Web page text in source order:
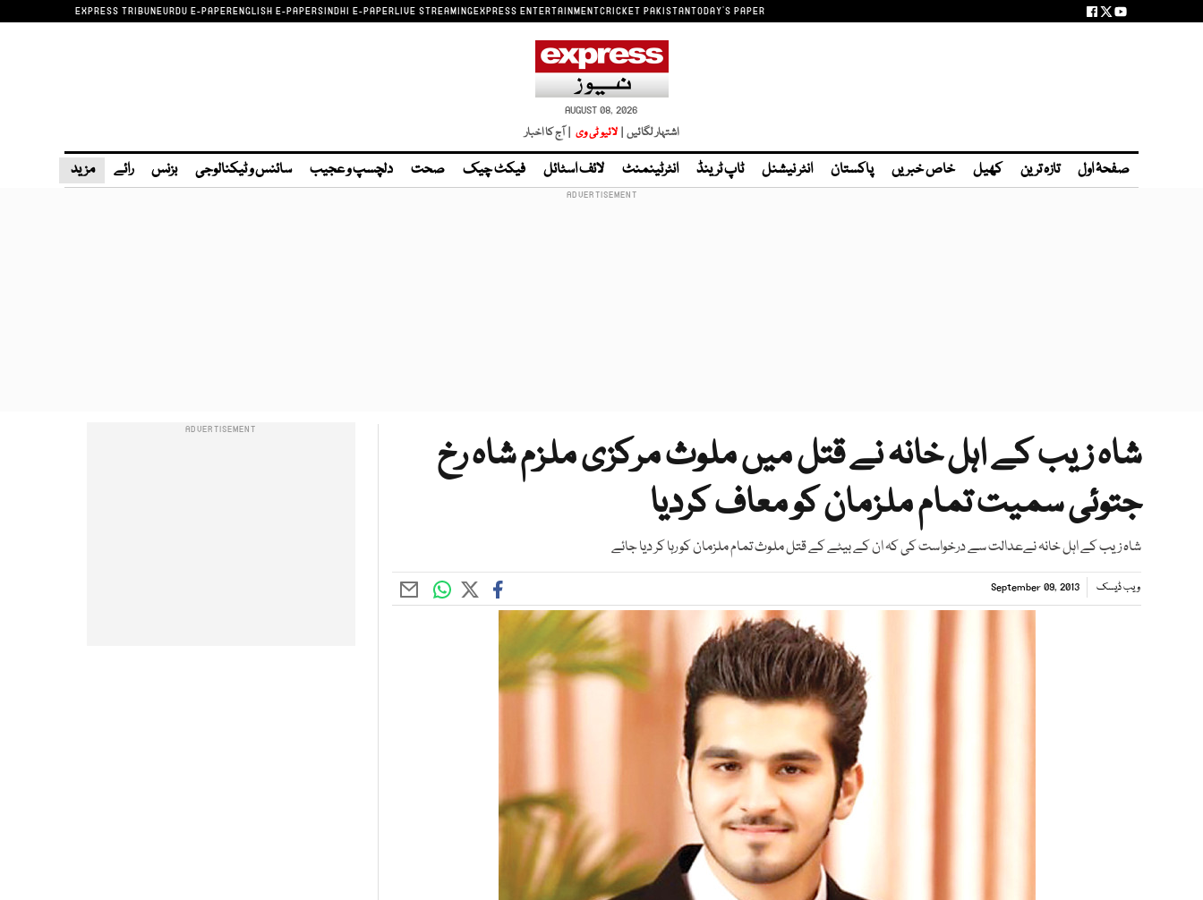
EXPRESS TRIBUNEURDU E-PAPERENGLISH E-PAPERSINDHI E-PAPERLIVE STREAMINGEXPRESS ENTERTAINMENTCRICKET PAKISTANTODAY'S PAPER
AUGUST 08, 2026
اشتہار لگائیں | لائیو ٹی وی | آج کا اخبار
صفحۂ اول تازہ ترین کھیل خاص خبریں پاکستان انٹر نیشنل ٹاپ ٹرینڈ انٹرٹینمنٹ لائف اسٹائل فیکٹ چیک صحت دلچسپ و عجیب سائنس و ٹیکنالوجی بزنس رائے مزید
شاہ زیب کے اہل خانہ نے قتل میں ملوث مرکزی ملزم شاہ رخ
جتوئی سمیت تمام ملزمان کو معاف کردیا
شاہ زیب کے اہل خانہ نےعدالت سے درخواست کی کہ ان کے بیٹے کے قتل ملوث تمام ملزمان کو رہا کر دیا جائے
ویب ڈیسک September 09, 2013